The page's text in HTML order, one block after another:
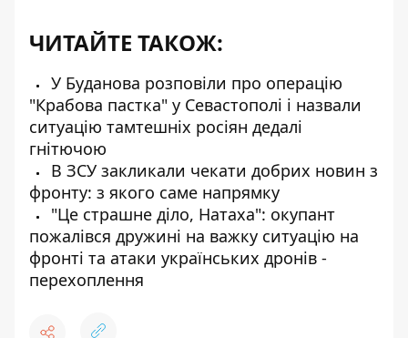
ЧИТАЙТЕ ТАКОЖ:
У Буданова розповіли про операцію
"Крабова пастка" у Севастополі і назвали
ситуацію тамтешніх росіян дедалі
гнітючою
В ЗСУ закликали чекати добрих новин з
фронту: з якого саме напрямку
"Це страшне діло, Натаха": окупант
пожалівся дружині на важку ситуацію на
фронті та атаки українських дронів -
перехоплення